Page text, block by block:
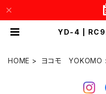
YD-4 |
HOME ヨコモ YOKOMO